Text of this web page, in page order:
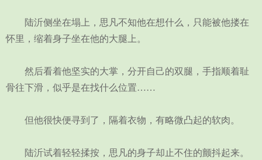
陆沂侧坐在塌上，思凡不知他在想什么，只能被他搂在
怀里，缩着身子坐在他的大腿上。
然后看着他坚实的大掌，分开自己的双腿，手指顺着耻
骨往下滑，似乎是在找什么位置……
但他很快便寻到了，隔着衣物，有略微凸起的软肉。
陆沂试着轻轻揉按，思凡的身子却止不住的颤抖起来。